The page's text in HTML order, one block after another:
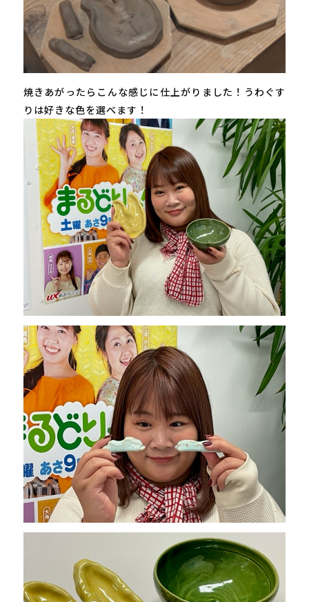
焼きあがったらこんな感じに仕上がりました！うわぐす
りは好きな色を選べます！